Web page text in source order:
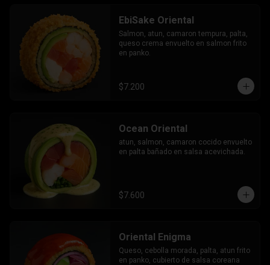
EbiSake Oriental
Salmon, atun, camaron tempura, palta,
queso crema envuelto en salmon frito
en panko.
$7.200
Ocean Oriental
atun, salmon, camaron cocido envuelto
en palta bañado en salsa acevichada.
$7.600
Oriental Enigma
Queso, cebolla morada, palta, atun frito
en panko, cubierto de salsa coreana